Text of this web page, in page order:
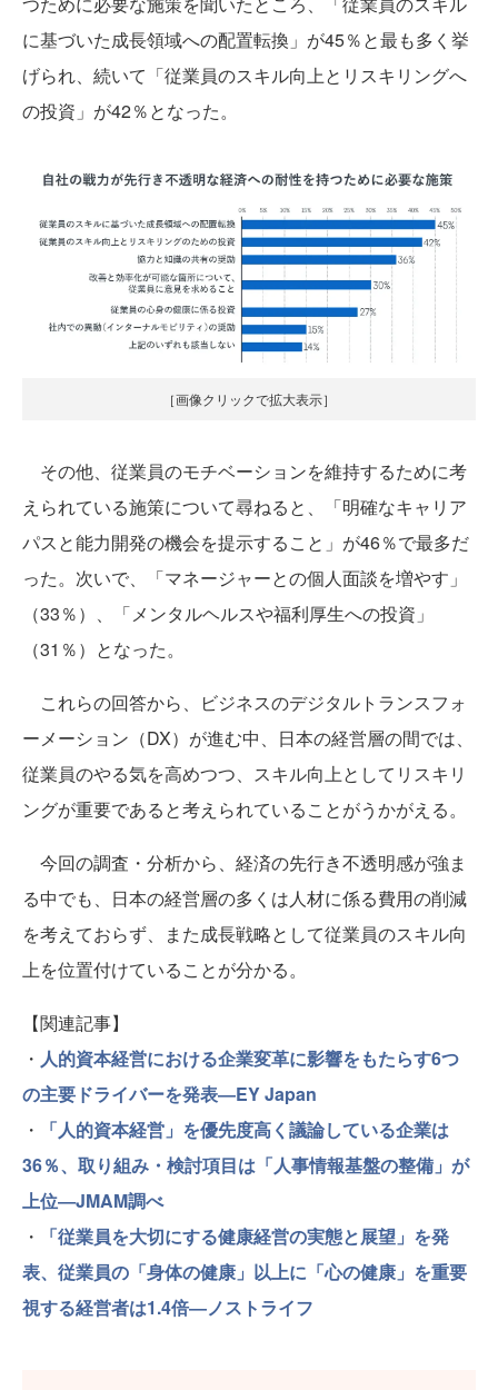
に基づいた成長領域への配置転換」が45％と最も多く挙
げられ、続いて「従業員のスキル向上とリスキリングへ
の投資」が42％となった。
［画像クリックで拡大表示］
その他、従業員のモチベーションを維持するために考
えられている施策について尋ねると、「明確なキャリア
パスと能力開発の機会を提示すること」が46％で最多だ
った。次いで、「マネージャーとの個人面談を増やす」
（33％）、「メンタルヘルスや福利厚生への投資」
（31％）となった。
これらの回答から、ビジネスのデジタルトランスフォ
ーメーション（DX）が進む中、日本の経営層の間では、
従業員のやる気を高めつつ、スキル向上としてリスキリ
ングが重要であると考えられていることがうかがえる。
今回の調査・分析から、経済の先行き不透明感が強ま
る中でも、日本の経営層の多くは人材に係る費用の削減
を考えておらず、また成長戦略として従業員のスキル向
上を位置付けていることが分かる。
【関連記事】
・ 人的資本経営における企業変革に影響をもたらす6つ
の主要ドライバーを発表―EY Japan
・
「人的資本経営」を優先度高く議論している企業は
36％、取り組み・検討項目は「人事情報基盤の整備」が
上位―JMAM調べ
・
「従業員を大切にする健康経営の実態と展望」を発
表、従業員の「身体の健康」以上に「心の健康」を重要
視する経営者は1.4倍―ノストライフ